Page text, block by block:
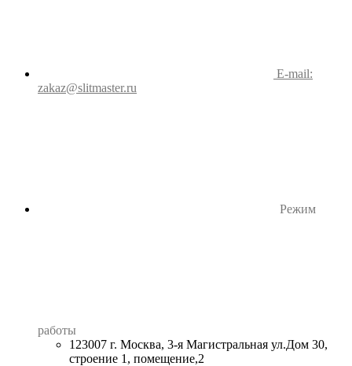
E-mail:
zakaz@slitmaster.ru
Режим
работы
123007 г. Москва, 3-я Магистральная ул.Дом 30,
строение 1, помещение,2